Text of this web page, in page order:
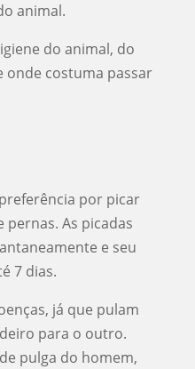
animal.
do animal, do
onde costuma passar
por picar
As picadas
e seu
7 dias.
já que pulam
para o outro.
pulga do homem,